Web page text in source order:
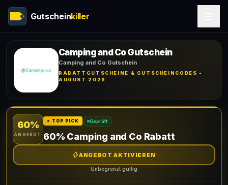
Gutscheinkiller
Camping and Co Gutschein
Camping and Co Gutschein
RABATTGUTSCHEINE & GUTSCHEINCODES •
AUGUST 2026
60%
ANGEBOT
⭐ TOP PICK Geprüft
60% Camping and Co Rabatt
ANGEBOT AKTIVIEREN
Unbegrenzt gültig